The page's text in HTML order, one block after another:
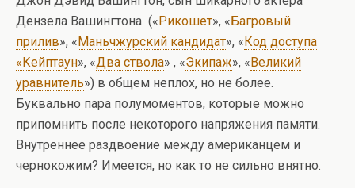
Дензела Вашингтона («Рикошет», «Багровый
прилив», «Маньчжурский кандидат», «Код доступа
«Кейптаун», «Два ствола» , «Экипаж», «Великий
уравнитель») в общем неплох, но не более.
Буквально пара полумоментов, которые можно
припомнить после некоторого напряжения памяти.
Внутреннее раздвоение между американцем и
чернокожим? Имеется, но как то не сильно внятно.